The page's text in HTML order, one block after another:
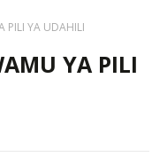
PILI YA UDAHILI
YA PILI